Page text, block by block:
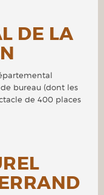
DE LA
bureau (dont les
de 400 places